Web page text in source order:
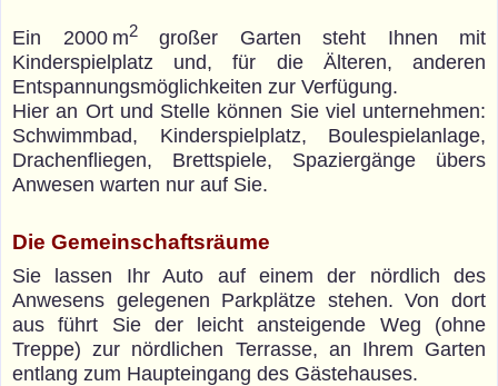
Ein 2000 m2großer Garten steht Ihnen mit
Kinderspielplatz und, für die Älteren, anderen
Entspannungsmöglichkeiten zur Verfügung.
Hier an Ort und Stelle können Sie viel unternehmen:
Schwimmbad, Kinderspielplatz, Boulespielanlage,
Drachenfliegen, Brettspiele, Spaziergänge übers
Anwesen warten nur auf Sie.
Die Gemeinschaftsräume
Sie lassen Ihr Auto auf einem der nördlich des
Anwesens gelegenen Parkplätze stehen. Von dort
aus führt Sie der leicht ansteigende Weg (ohne
Treppe) zur nördlichen Terrasse, an Ihrem Garten
entlang zum Haupteingang des Gästehauses.